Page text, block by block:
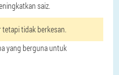
saiz.
tidak berkesan.
yang berguna untuk